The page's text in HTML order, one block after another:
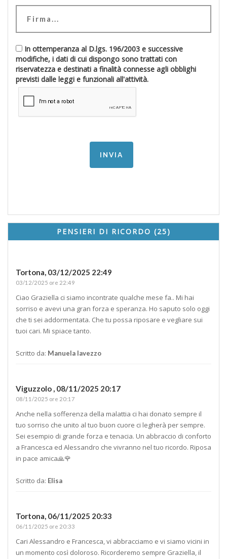
In ottemperanza al D.lgs. 196/2003 e successive
modifiche, i dati di cui dispongo sono trattati con
riservatezza e destinati a finalità connesse agli obblighi
previsti dalle leggi e funzionali all'attività.
PENSIERI DI RICORDO (25)
Tortona, 03/12/2025 22:49
03/12/2025 ore 22:49
Ciao Graziella ci siamo incontrate qualche mese fa.. Mi hai
sorriso e avevi una gran forza e speranza. Ho saputo solo oggi
che ti sei addormentata. Che tu possa riposare e vegliare sui
tuoi cari. Mi spiace tanto.
Scritto da: Manuela lavezzo
Viguzzolo , 08/11/2025 20:17
08/11/2025 ore 20:17
Anche nella sofferenza della malattia ci hai donato sempre il
tuo sorriso che unito al tuo buon cuore ci legherà per sempre.
Sei esempio di grande forza e tenacia. Un abbraccio di conforto
a Francesca ed Alessandro che vivranno nel tuo ricordo. Riposa
in pace amica🙏🌹
Scritto da: Elisa
Tortona, 06/11/2025 20:33
06/11/2025 ore 20:33
Cari Alessandro e Francesca, vi abbracciamo e vi siamo vicini in
un momento così doloroso. Ricorderemo sempre Graziella, il